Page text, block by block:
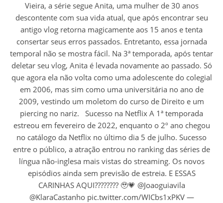
Vieira, a série segue Anita, uma mulher de 30 anos
descontente com sua vida atual, que após encontrar seu
antigo vlog retorna magicamente aos 15 anos e tenta
consertar seus erros passados. Entretanto, essa jornada
temporal não se mostra fácil. Na 3ª temporada, após tentar
deletar seu vlog, Anita é levada novamente ao passado. Só
que agora ela não volta como uma adolescente do colegial
em 2006, mas sim como uma universitária no ano de
2009, vestindo um moletom do curso de Direito e um
piercing no nariz. Sucesso na Netflix A 1ª temporada
estreou em fevereiro de 2022, enquanto o 2º ano chegou
no catálogo da Netflix no último dia 5 de julho. Sucesso
entre o público, a atração entrou no ranking das séries de
língua não-inglesa mais vistas do streaming. Os novos
episódios ainda sem previsão de estreia. E ESSAS
CARINHAS AQUI???????? 🥹💗 @Joaoguiavila
@KlaraCastanho pic.twitter.com/WICbs1xPKV —